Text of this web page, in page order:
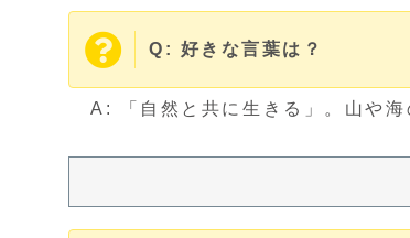
Q: 好きな言葉は？
A: 「自然と共に生きる」。山や海